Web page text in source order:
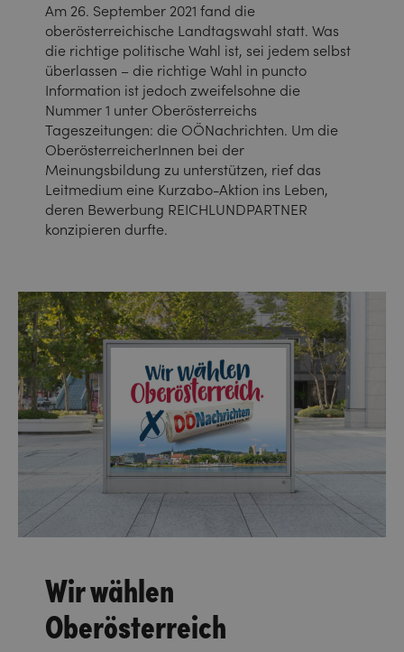
Am 26. September 2021 fand die
oberösterreichische Landtagswahl statt. Was
die richtige politische Wahl ist, sei jedem selbst
überlassen – die richtige Wahl in puncto
Information ist jedoch zweifelsohne die
Nummer 1 unter Oberösterreichs
Tageszeitungen: die OÖNachrichten. Um die
OberösterreicherInnen bei der
Meinungsbildung zu unterstützen, rief das
Leitmedium eine Kurzabo-Aktion ins Leben,
deren Bewerbung REICHLUNDPARTNER
konzipieren durfte.
Wir wählen
Oberösterreich